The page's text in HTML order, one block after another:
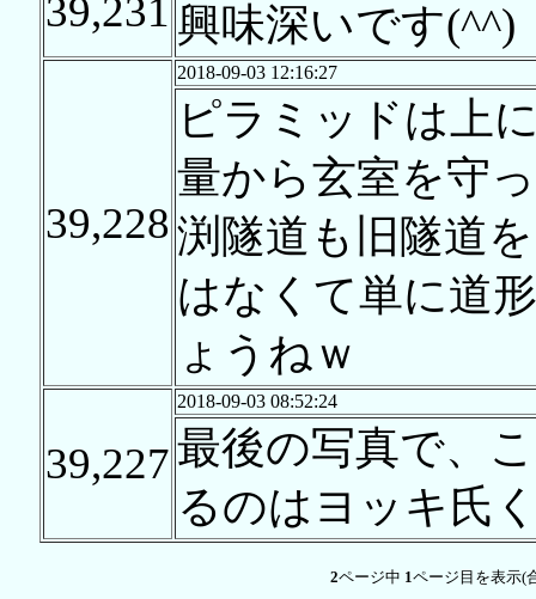
39,231 興味深いです(^^)
39,228
2018-09-03 12:16:27
ピラミッドは上
量から玄室を守
渕隧道も旧隧道
はなくて単に道
ょうねｗ
39,227
2018-09-03 08:52:24
最後の写真で、
るのはヨッキ氏
2ページ中 1ページ目を表示(